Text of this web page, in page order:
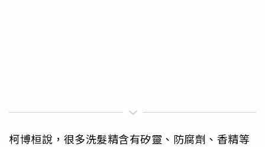
柯博桓說，很多洗髮精含有矽靈、防腐劑、香精等